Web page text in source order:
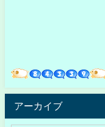
アーカイブ